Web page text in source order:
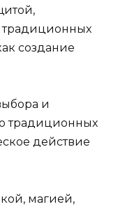
традиционных
создание
и
традиционных
действие
магией,